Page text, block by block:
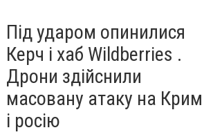
Під ударом опинилися
Керч і хаб Wildberries .
Дрони здійснили
масовану атаку на Крим
і росію